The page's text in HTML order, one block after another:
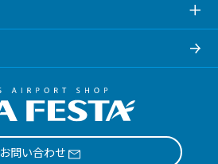
お問い合わせ